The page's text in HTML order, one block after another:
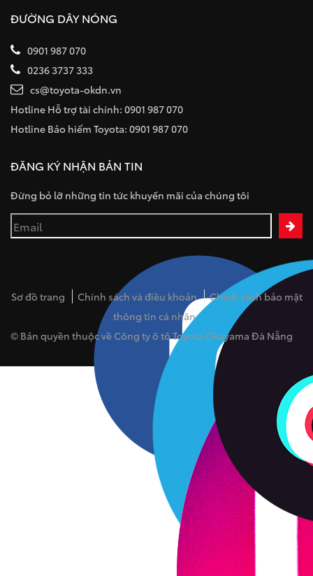
ĐƯỜNG DÂY NÓNG
0901 987 070
0236 3737 333
cs@toyota-okdn.vn
Hotline Hỗ trợ tài chính: 0901 987 070
Hotline Bảo hiểm Toyota: 0901 987 070
ĐĂNG KÝ NHẬN BẢN TIN
Đừng bỏ lỡ những tin tức khuyến mãi của chúng tôi
Sơ đồ trang Chính sách và điều khoản
Chính sách bảo mật
thông tin cá nhân
© Bản quyền thuộc về Công ty ô tô Toyota Okayama Đà Nẵng